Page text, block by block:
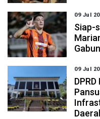
09 Jul
Siap-
09 Jul